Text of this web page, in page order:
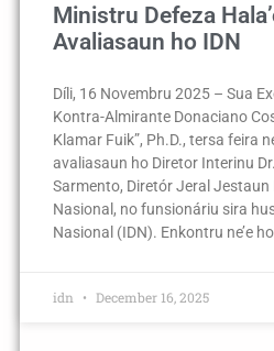
Ministru Defeza
Avaliasaun ho IDN
Díli, 16 Novembru 2025 – Sua
Kontra-Almirante Donaciano
Klamar Fuik”, Ph.D., tersa feira
avaliasaun ho Diretor Interinu
Sarmento, Diretór Jeral Jestaun
Nasional, no funsionáriu sira
Nasional (IDN). Enkontru ne’e
idn December 16, 2025